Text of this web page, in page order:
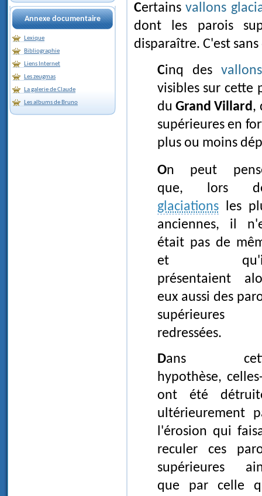
Annexe documentaire
Lexique
Bibliographie
Liens Internet
Les zeugmas
La galerie de Claude
Les albums de Bruno
Certainsvallons
dont les parois
disparaître. C'est
Cinq des
visibles sur cette
du Grand Villard ,
supérieures en
plus ou moins
On peut penser
que, lors
glaciationsles
anciennes, il
était pas de
et
présentaient
eux aussi des
supérieures
redressées.
Dans cette
hypothèse,
ont été
ultérieurement
l'érosion qui
reculer ces
supérieures
que par celle